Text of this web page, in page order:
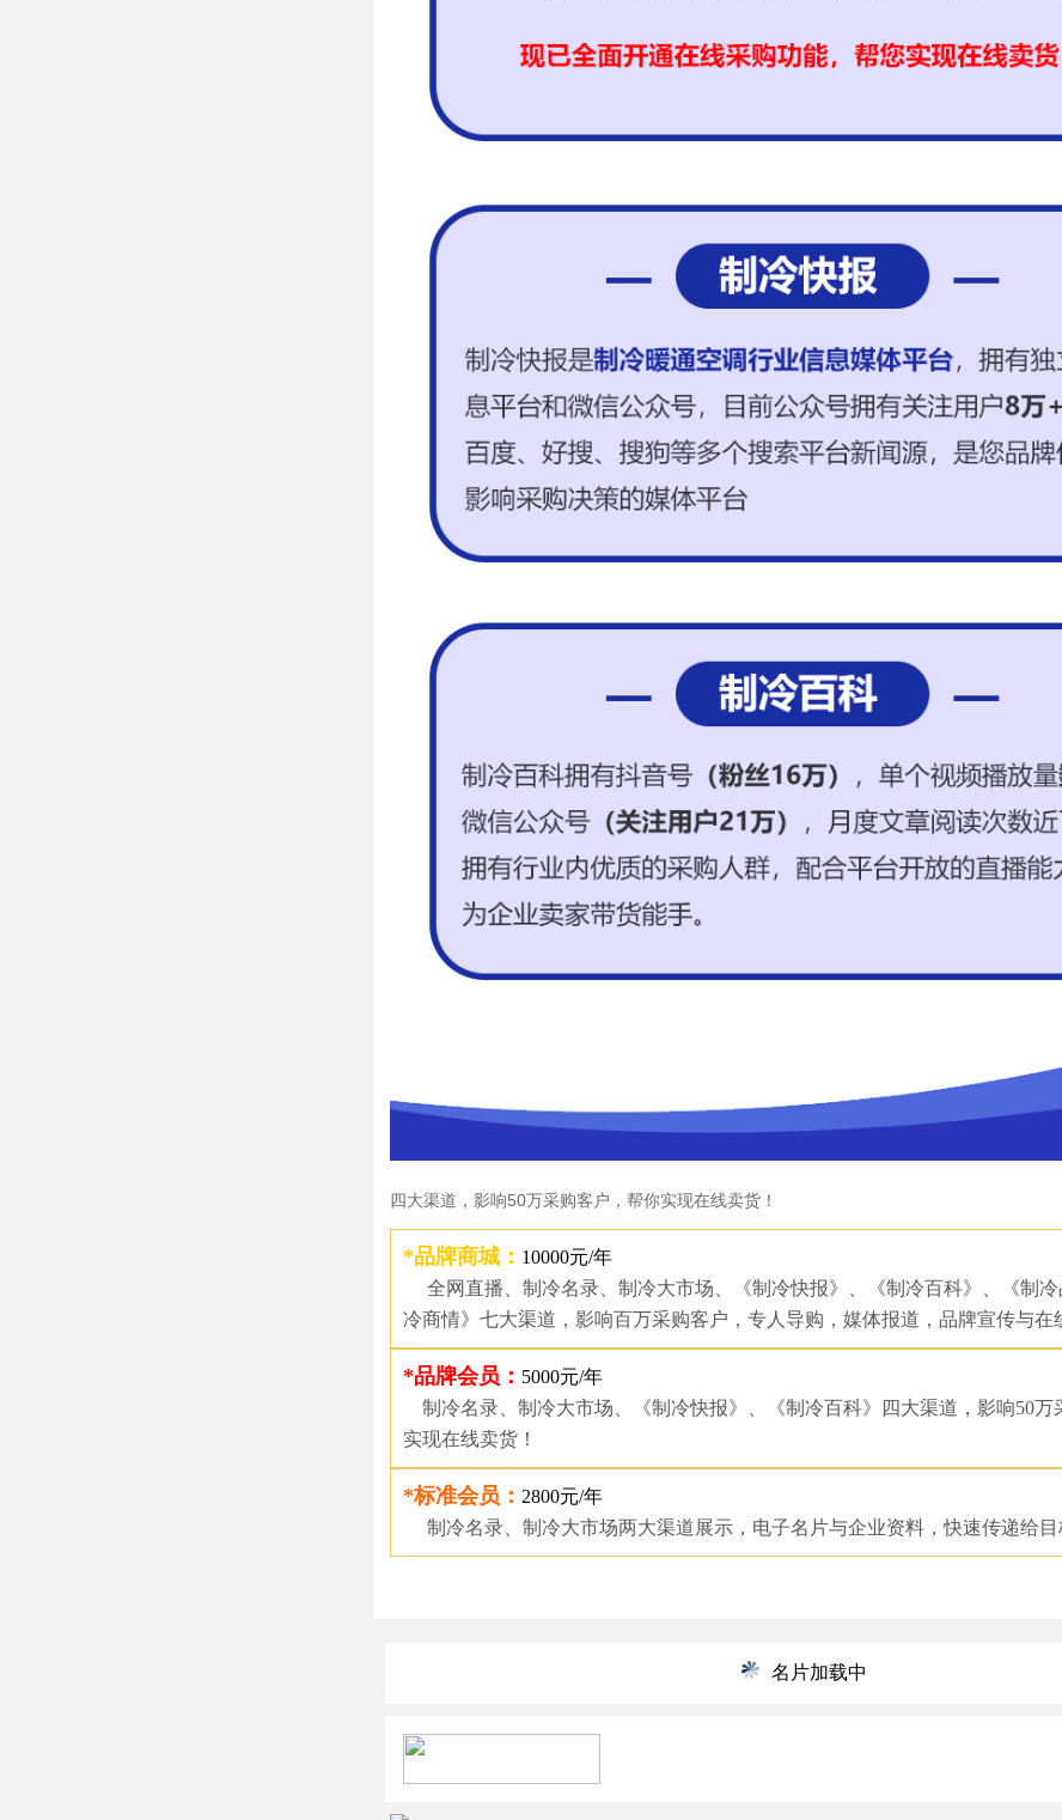
四大渠道，影响50万采购客户，帮你实现在线卖货！
*品牌商城： 10000元/年
全网直播、制冷名录、制冷大市场、《制冷快报》、《制冷百科》、《制冷
冷商情》七大渠道，影响百万采购客户，专人导购，媒体报道，品牌宣传与在
*品牌会员： 5000元/年
制冷名录、制冷大市场、《制冷快报》、《制冷百科》四大渠道，影响50万
实现在线卖货！
*标准会员：2800元/年
制冷名录、制冷大市场两大渠道展示，电子名片与企业资料，快速传递给目
名片加载中